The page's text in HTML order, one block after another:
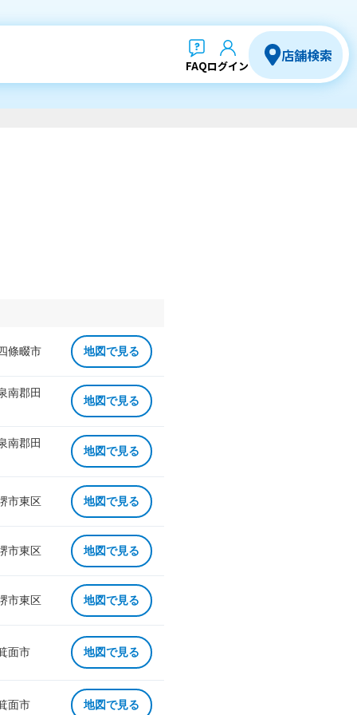
FAQログイン
店舗検索
條畷市 地図で見る
南郡田
地図で見る
南郡田
地図で見る
市東区 地図で見る
市東区 地図で見る
市東区 地図で見る
面市 地図で見る
面市 地図で見る